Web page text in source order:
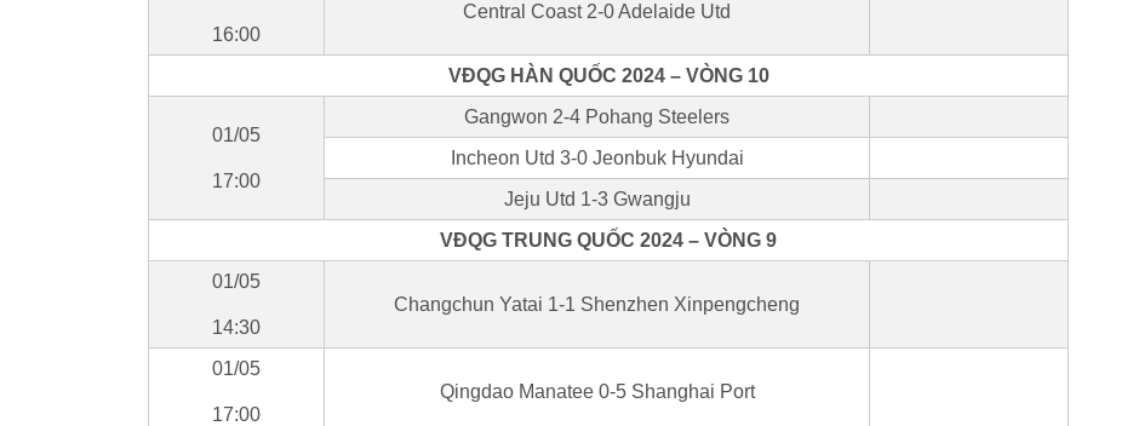
16:00
Central Coast 2-0 Adelaide Utd
VĐQG HÀN QUỐC 2024 – VÒNG 10
01/05
17:00
Gangwon 2-4 Pohang Steelers
Incheon Utd 3-0 Jeonbuk Hyundai
Jeju Utd 1-3 Gwangju
VĐQG TRUNG QUỐC 2024 – VÒNG 9
01/05
14:30
Changchun Yatai 1-1 Shenzhen Xinpengcheng
01/05
17:00
Qingdao Manatee 0-5 Shanghai Port